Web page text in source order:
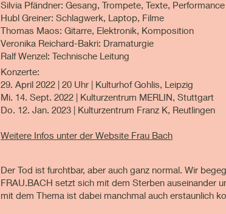
Silvia Pfändner: Gesang, Trompete, Texte, Performance
Hubl Greiner: Schlagwerk, Laptop, Filme
Thomas Maos: Gitarre, Elektronik, Komposition
Veronika Reichard-Bakri: Dramaturgie
Ralf Wenzel: Technische Leitung
Konzerte:
29. April 2022 | 20 Uhr | Kulturhof Gohlis, Leipzig
Mi. 14. Sept. 2022 | Kulturzentrum MERLIN, Stuttgart
Do. 12. Jan. 2023 | Kulturzentrum Franz K, Reutlingen
Weitere Infos unter der Website Frau Bach
Der Tod ist furchtbar, aber auch ganz normal. Wir
FRAU.BACH setzt sich mit dem Sterben auseinander
mit dem Thema ist dabei manchmal auch erstaunlich